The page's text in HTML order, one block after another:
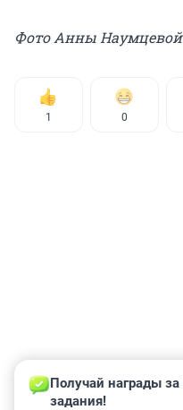
Фото Анны Наумцевой
1 0
Получай награды
задания!